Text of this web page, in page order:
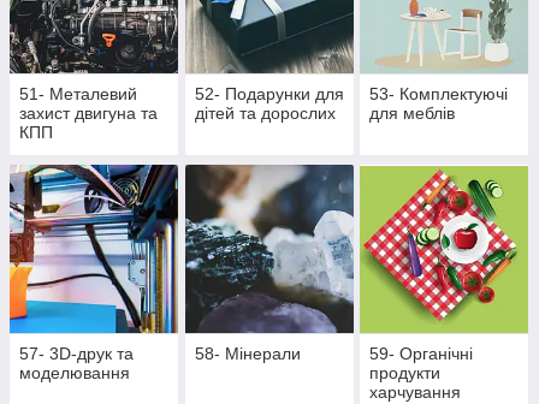
51- Металевий
захист двигуна та
КПП
52- Подарунки для
дітей та дорослих
53- Комплектуючі
для меблів
57- 3D-друк та
моделювання
58- Мінерали
59- Органічні
продукти
харчування